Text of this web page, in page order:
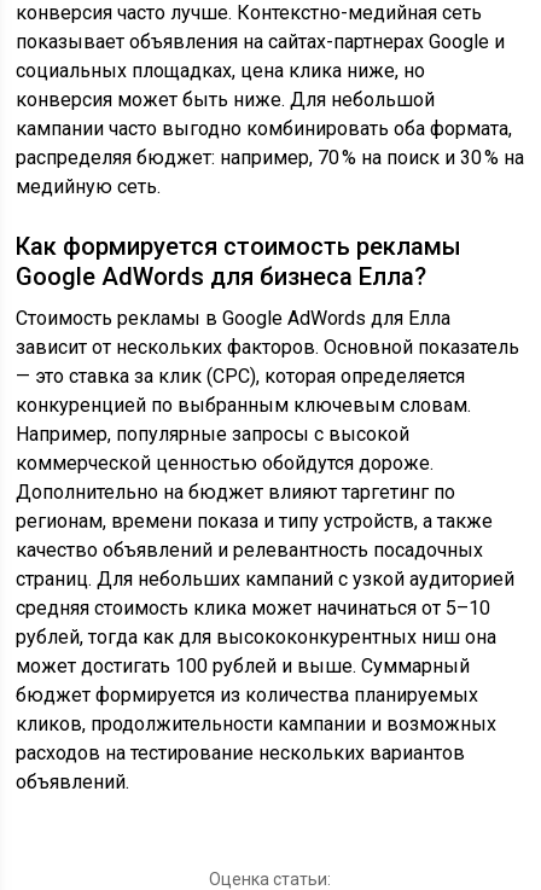
конверсия часто лучше. Контекстно-медийная сеть
показывает объявления на сайтах-партнерах Google и
социальных площадках, цена клика ниже, но
конверсия может быть ниже. Для небольшой
кампании часто выгодно комбинировать оба формата,
распределяя бюджет: например, 70 % на поиск и 30 % на
медийную сеть.
Как формируется стоимость рекламы
Google AdWords для бизнеса Елла?
Стоимость рекламы в Google AdWords для Елла
зависит от нескольких факторов. Основной показатель
— это ставка за клик (CPC), которая определяется
конкуренцией по выбранным ключевым словам.
Например, популярные запросы с высокой
коммерческой ценностью обойдутся дороже.
Дополнительно на бюджет влияют таргетинг по
регионам, времени показа и типу устройств, а также
качество объявлений и релевантность посадочных
страниц. Для небольших кампаний с узкой аудиторией
средняя стоимость клика может начинаться от 5–10
рублей, тогда как для высококонкурентных ниш она
может достигать 100 рублей и выше. Суммарный
бюджет формируется из количества планируемых
кликов, продолжительности кампании и возможных
расходов на тестирование нескольких вариантов
объявлений.
Оценка статьи: